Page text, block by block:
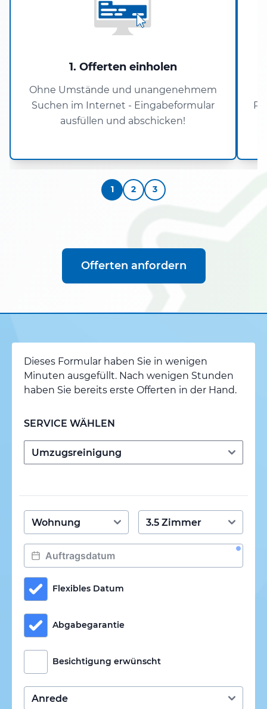
1. Offerten einholen
Ohne Umstände und unangenehmem
Suchen im Internet - Eingabeformular
ausfüllen und abschicken!
1 2 3
Offerten anfordern
Dieses Formular haben Sie in wenigen
Minuten ausgefüllt. Nach wenigen Stunden
haben Sie bereits erste Offerten in der Hand.
SERVICE WÄHLEN
Flexibles Datum
Abgabegarantie
Besichtigung erwünscht